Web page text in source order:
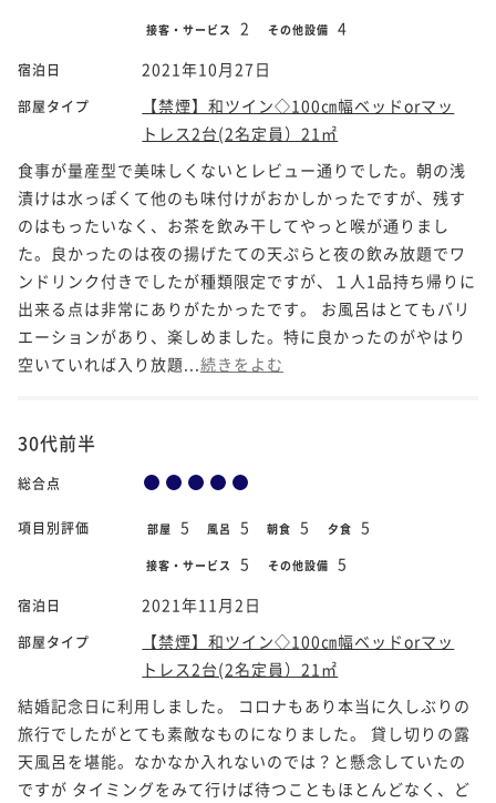
接客・サービス 2 その他設備 4
宿泊日 2021年10月27日
部屋タイプ
【禁煙】和ツイン◇100㎝幅ベッドorマッ
トレス2台(2名定員）21㎡
食事が量産型で美味しくないとレビュー通りでした。朝の浅
漬けは水っぽくて他のも味付けがおかしかったですが、残す
のはもったいなく、お茶を飲み干してやっと喉が通りまし
た。良かったのは夜の揚げたての天ぷらと夜の飲み放題でワ
ンドリンク付きでしたが種類限定ですが、１人1品持ち帰りに
出来る点は非常にありがたかったです。 お風呂はとてもバリ
エーションがあり、楽しめました。特に良かったのがやはり
空いていれば入り放題... 続きをよむ
30代前半
総合点
項目別評価 部屋 5 風呂 5 朝食 5 夕食 5
接客・サービス 5 その他設備 5
宿泊日 2021年11月2日
部屋タイプ
【禁煙】和ツイン◇100㎝幅ベッドorマッ
トレス2台(2名定員）21㎡
結婚記念日に利用しました。 コロナもあり本当に久しぶりの
旅行でしたがとても素敵なものになりました。 貸し切りの露
天風呂を堪能。なかなか入れないのでは？と懸念していたの
ですが タイミングをみて行けば待つこともほとんどなく、ど